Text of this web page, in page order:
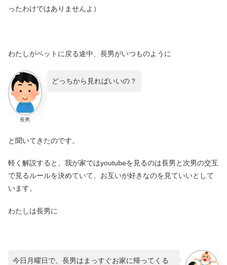
ったわけではありませんよ）
わたしがベットに戻る途中、長男がいつものように
長男
どっちから見ればいいの？
と聞いてきたのです。
軽く解説すると、我が家ではyoutubeを見るのは長男と次男の交互
で見るルールを決めていて、お互いが好きなのを見ていいとして
います。
わたしは長男に
今日月曜日で、長男はまっすぐお家に帰ってくる